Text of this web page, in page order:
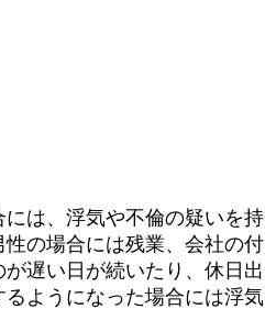
は、浮気や不倫の疑いを持
の場合には残業、会社の付
遅い日が続いたり、休日出
ようになった場合には浮気